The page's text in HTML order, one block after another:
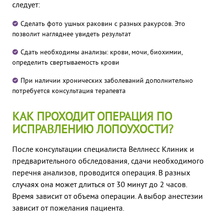
следует:
Сделать фото ушных раковин с разных ракурсов. Это
позволит нагляднее увидеть результат
Сдать необходимы анализы: крови, мочи, биохимии,
определить свертываемость крови
При наличии хронических заболеваний дополнительно
потребуется консультация терапевта
КАК ПРОХОДИТ ОПЕРАЦИЯ ПО
ИСПРАВЛЕНИЮ ЛОПОУХОСТИ?
После консультации специалиста Веллнесс Клиник и
предварительного обследования, сдачи необходимого
перечня анализов, проводится операция. В разных
случаях она может длиться от 30 минут до 2 часов.
Время зависит от объема операции.А выбор анестезии
зависит от пожелания пациента.